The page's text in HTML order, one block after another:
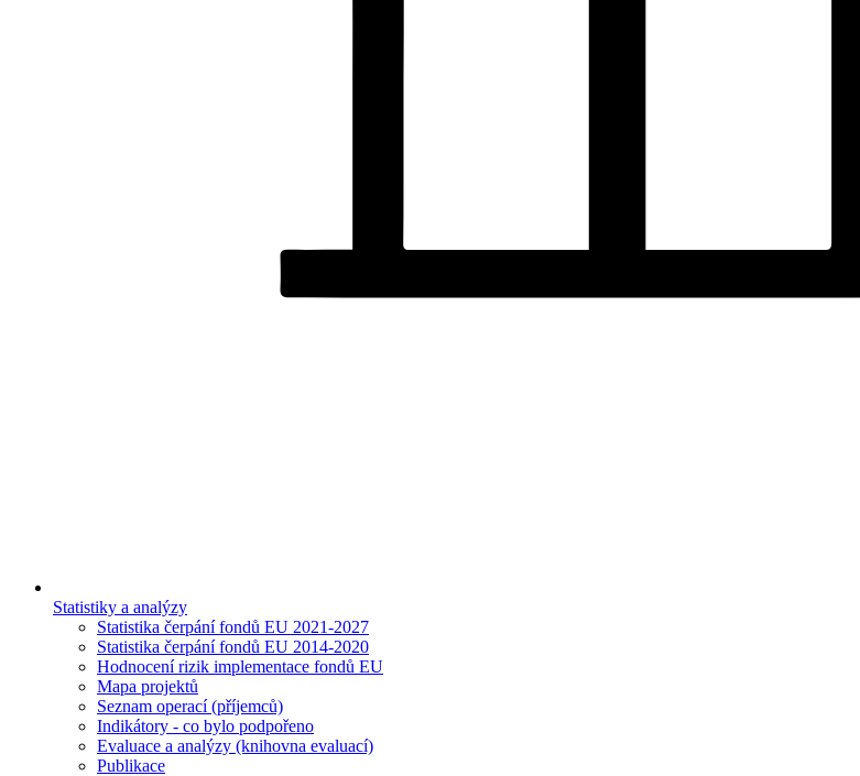
Statistiky a analýzy
Statistika čerpání fondů EU 2021-2027
Statistika čerpání fondů EU 2014-2020
Hodnocení rizik implementace fondů EU
Mapa projektů
Seznam operací (příjemců)
Indikátory - co bylo podpořeno
Evaluace a analýzy (knihovna evaluací)
Publikace